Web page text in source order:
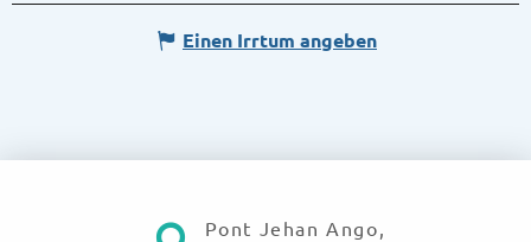
Einen Irrtum angeben
Pont Jehan Ango,